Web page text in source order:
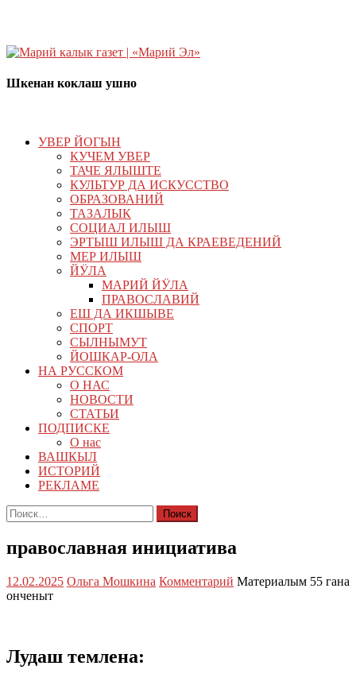
Шкенан коклаш ушно
УВЕР ЙОГЫН
КУЧЕМ УВЕР
ТАЧЕ ЯЛЫШТЕ
КУЛЬТУР ДА ИСКУССТВО
ОБРАЗОВАНИЙ
ТАЗАЛЫК
СОЦИАЛ ИЛЫШ
ЭРТЫШ ИЛЫШ ДА КРАЕВЕДЕНИЙ
МЕР ИЛЫШ
ЙӰЛА
МАРИЙ ЙӰЛА
ПРАВОСЛАВИЙ
ЕШ ДА ИКШЫВЕ
СПОРТ
СЫЛНЫМУТ
ЙОШКАР-ОЛА
НА РУССКОМ
О НАС
НОВОСТИ
СТАТЬИ
ПОДПИСКЕ
О нас
ВАШКЫЛ
ИСТОРИЙ
РЕКЛАМЕ
Найти:
православная инициатива
12.02.2025 Ольга Мошкина Комментарий Материалым 55 гана
онченыт
Лудаш темлена: